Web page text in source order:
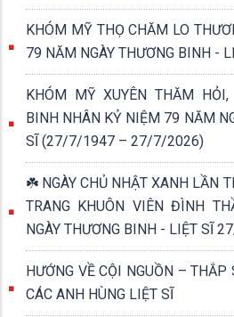
KHÓM MỸ THỌ CHĂM LO
79 NĂM NGÀY THƯƠNG BINH -
KHÓM MỸ XUYÊN THĂM
BINH NHÂN KỶ NIỆM 79 NĂM
SĨ (27/7/1947 – 27/7/2026)
☘️ NGÀY CHỦ NHẬT XANH LẦN
TRANG KHUÔN VIÊN ĐÌNH
NGÀY THƯƠNG BINH - LIỆT SĨ
HƯỚNG VỀ CỘI NGUỒN – THẮP
CÁC ANH HÙNG LIỆT SĨ